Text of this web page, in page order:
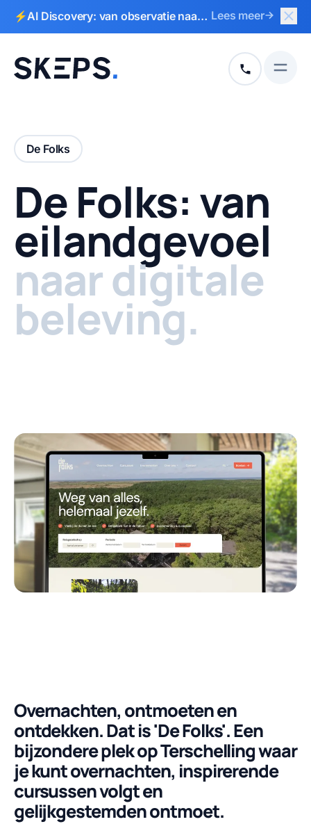
Naar hoofdinhoud
Naar voettekst
⚡AI Discovery: van observatie naar
Lees meer
+31 513 792
Open
De Folks
De Folks: van
eilandgevoel
naar digitale
beleving.
Overnachten, ontmoeten en
ontdekken. Dat is 'De Folks'. Een
bijzondere plek op Terschelling waar
je kunt overnachten, inspirerende
cursussen volgt en
gelijkgestemden ontmoet.